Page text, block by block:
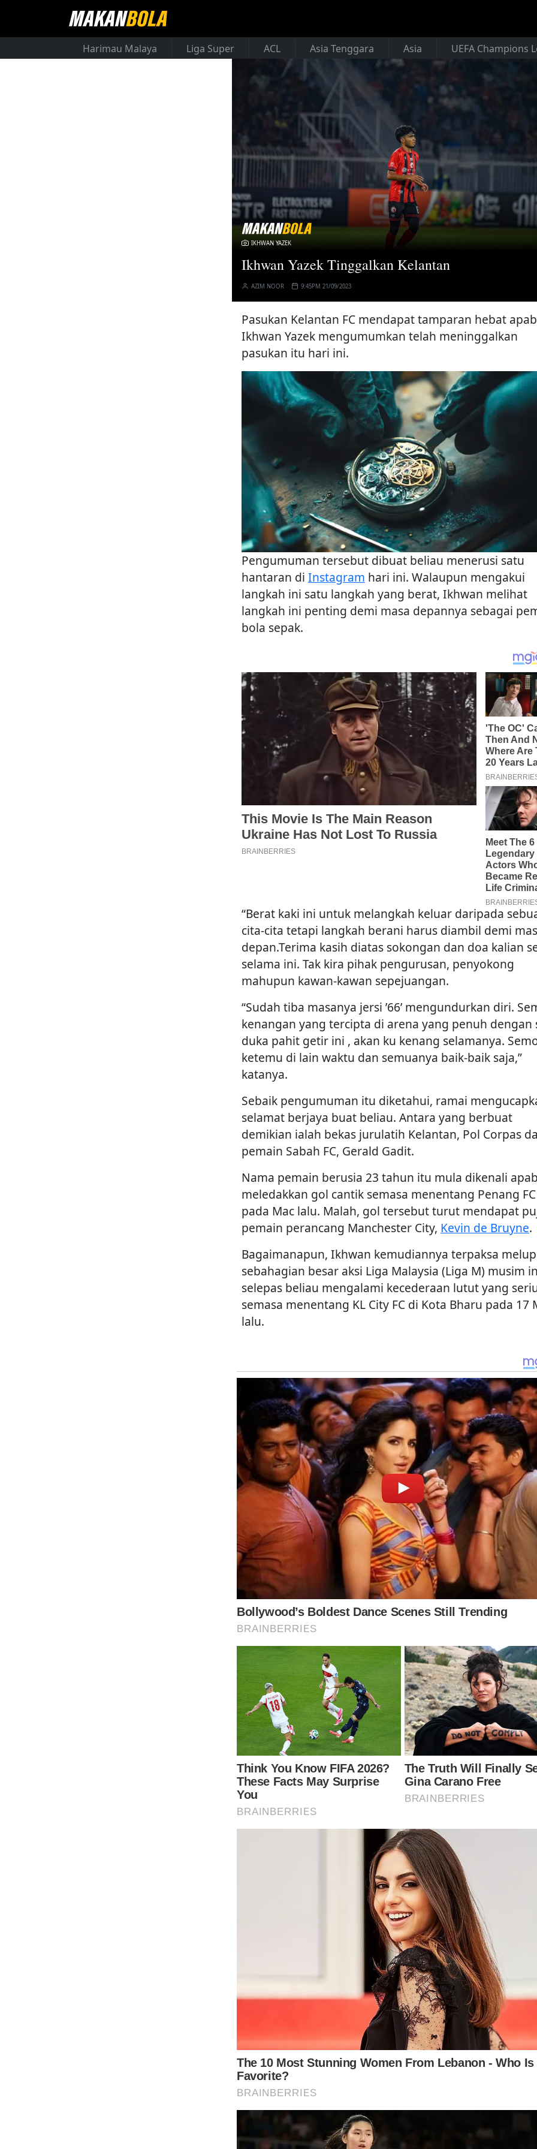
Harimau Malaya Liga Super ACL Asia Tenggara Asia UEFA Champions
IKHWAN YAZEK
Ikhwan Yazek Tinggalkan Kelantan
AZIM NOOR 9:45PM 21/09/2023
Pasukan Kelantan FC mendapat tamparan hebat
Ikhwan Yazek mengumumkan telah meninggalkan
pasukan itu hari ini.
Pengumuman tersebut dibuat beliau menerusi satu
hantaran di Instagram hari ini. Walaupun mengakui
langkah ini satu langkah yang berat, Ikhwan melihat
langkah ini penting demi masa depannya sebagai
bola sepak.
“Berat kaki ini untuk melangkah keluar daripada
cita-cita tetapi langkah berani harus diambil demi
depan.Terima kasih diatas sokongan dan doa kalian
selama ini. Tak kira pihak pengurusan, penyokong
mahupun kawan-kawan sepejuangan.
“Sudah tiba masanya jersi ’66’ mengundurkan diri.
kenangan yang tercipta di arena yang penuh dengan
duka pahit getir ini , akan ku kenang selamanya.
ketemu di lain waktu dan semuanya baik-baik saja,”
katanya.
Sebaik pengumuman itu diketahui, ramai
selamat berjaya buat beliau. Antara yang berbuat
demikian ialah bekas jurulatih Kelantan, Pol Corpas
pemain Sabah FC, Gerald Gadit.
Nama pemain berusia 23 tahun itu mula dikenali
meledakkan gol cantik semasa menentang Penang FC
pada Mac lalu. Malah, gol tersebut turut mendapat
pemain perancang Manchester City, Kevin de Bruyne.
Bagaimanapun, Ikhwan kemudiannya terpaksa
sebahagian besar aksi Liga Malaysia (Liga M) musim
selepas beliau mengalami kecederaan lutut yang
semasa menentang KL City FC di Kota Bharu pada 17
lalu.